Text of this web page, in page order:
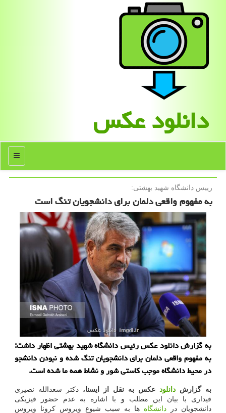
دانلود عكس
منو
رییس دانشگاه شهید بهشتی:
به مفهوم واقعی دلمان برای دانشجویان تنگ است
به گزارش دانلود عکس رئیس دانشگاه شهید بهشتی اظهار داشت:
به مفهوم واقعی دلمان برای دانشجویان تنگ شده و نبودن دانشجو
در محیط دانشگاه موجب کاستی شور و نشاط همه ما شده است.
به گزارش دانلود عکس به نقل از ایسنا، دکتر سعدالله نصیری
قیداری با بیان این مطلب و با اشاره به عدم حضور فیزیکی
دانشجویان در دانشگاه ها به سبب شیوع ویروس کرونا ویروس